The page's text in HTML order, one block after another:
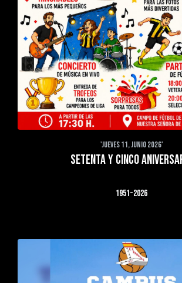
'JUEVES 11, JUNIO 2026'
SETENTA Y CINCO
1951-2026